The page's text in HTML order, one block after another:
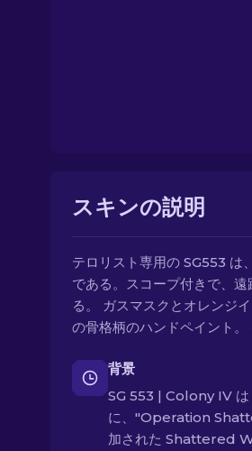
スキンの説明
テロリスト専用の SG553 は
である。スコープ付きで、
る。 ガスマスクとオレンジ
の骨格柄のハンドペイント。
背景
SG 553 | Colony IV は
に、"Operation
加された Shattered